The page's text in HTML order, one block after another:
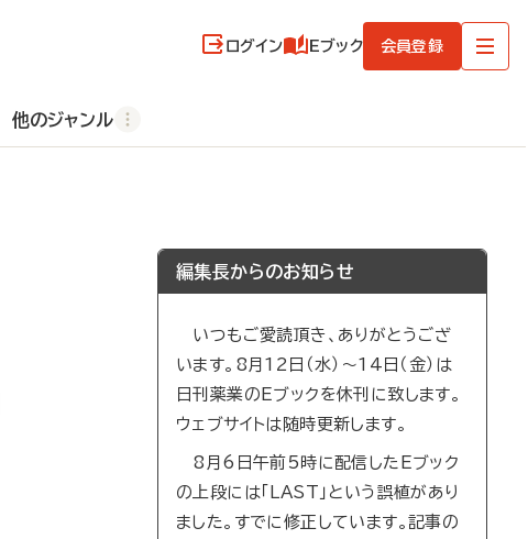
ログイン Eブック 会員登録
他のジャンル
編集長からのお知らせ
いつもご愛読頂き、ありがとうござ
います。8月12日（水）～14日（金）は
日刊薬業のEブックを休刊に致します。
ウェブサイトは随時更新します。
8月6日午前5時に配信したEブック
の上段には「LAST」という誤植があり
ました。すでに修正しています。記事の